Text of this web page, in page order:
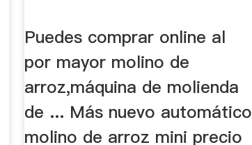
Puedes comprar online al
por mayor molino de
arroz,máquina de molienda
de ... Más nuevo automático
molino de arroz mini precio